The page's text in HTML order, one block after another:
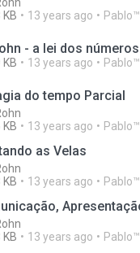
KB
13 years ago Pablo™
- a lei dos
13 years ago Pablo™
do tempo Parcial
KB
13 years ago Pablo™
as Velas
KB
13 years ago Pablo™
13 years ago Pablo™